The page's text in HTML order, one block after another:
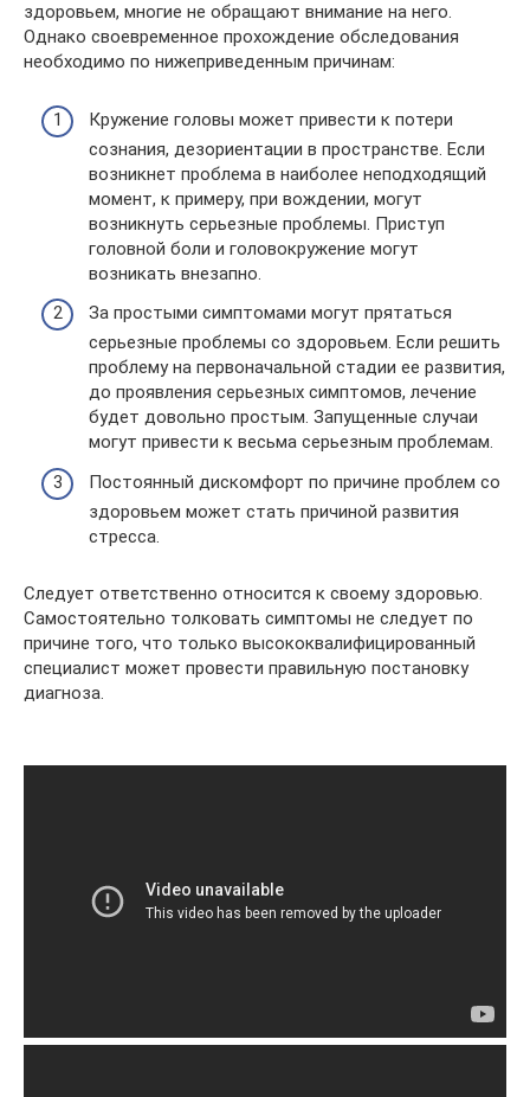
здоровьем, многие не обращают внимание на него.
Однако своевременное прохождение обследования
необходимо по нижеприведенным причинам:
Кружение головы может привести к потери
сознания, дезориентации в пространстве. Если
возникнет проблема в наиболее неподходящий
момент, к примеру, при вождении, могут
возникнуть серьезные проблемы. Приступ
головной боли и головокружение могут
возникать внезапно.
За простыми симптомами могут прятаться
серьезные проблемы со здоровьем. Если решить
проблему на первоначальной стадии ее развития,
до проявления серьезных симптомов, лечение
будет довольно простым. Запущенные случаи
могут привести к весьма серьезным проблемам.
Постоянный дискомфорт по причине проблем со
здоровьем может стать причиной развития
стресса.
Следует ответственно относится к своему здоровью.
Самостоятельно толковать симптомы не следует по
причине того, что только высококвалифицированный
специалист может провести правильную постановку
диагноза.